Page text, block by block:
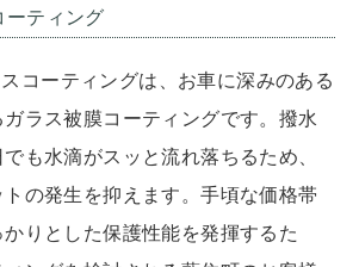
ーティング
スコーティングは、お車に深みのある
ラス被膜コーティングです。撥水
も水滴がスッと流れ落ちるため、
の発生を抑えます。手頃な価格帯
りとした保護性能を発揮するた